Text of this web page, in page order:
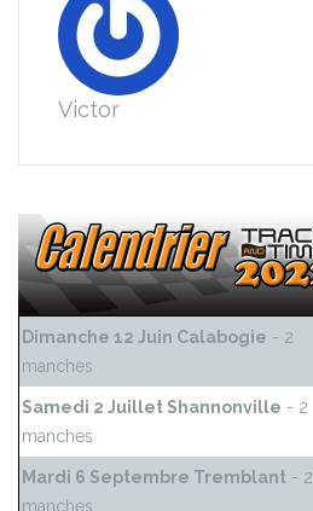
Victor
Dimanche 12 Juin Calabogie - 2
manches
Samedi 2 Juillet Shannonville - 2
manches
Mardi 6 Septembre Tremblant - 2
manches